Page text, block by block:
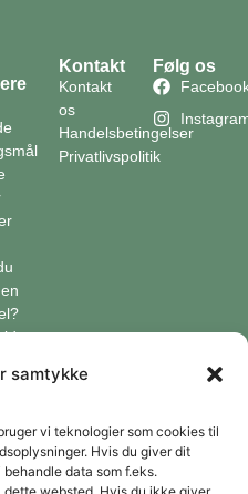
samtykke
vi teknologier som cookies til
Hvis du giver dit
data som f.eks.
Kontakt
Kontakt
os
Handelsbetingelser
Privatlivspolitik
Følg os